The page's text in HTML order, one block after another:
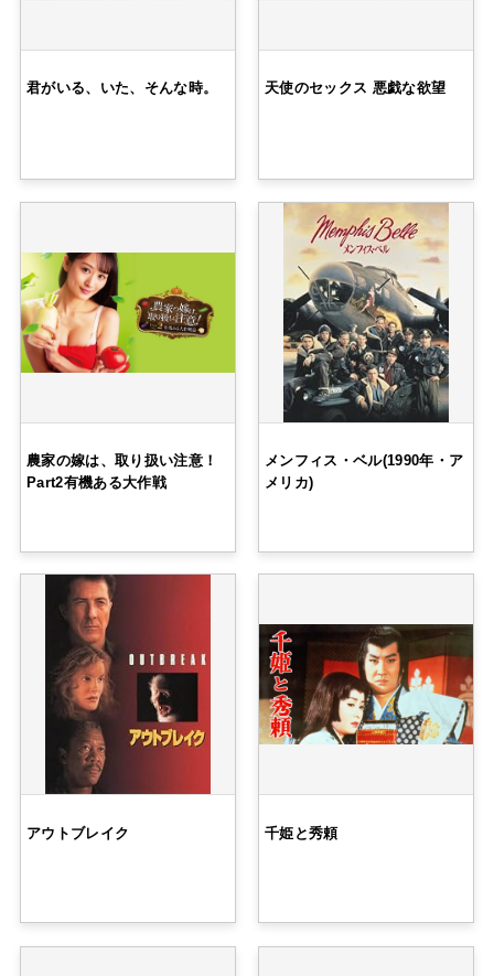
君がいる、いた、そんな時。 天使のセックス 悪戯な欲望
農家の嫁は、取り扱い注意！
Part2有機ある大作戦
メンフィス・ベル(1990年・ア
メリカ)
アウトブレイク 千姫と秀頼